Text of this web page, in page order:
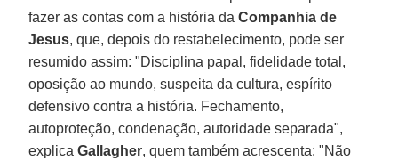
fazer as contas com a história daCompanhia de
Jesus, que, depois do restabelecimento, pode ser
resumido assim: "Disciplina papal, fidelidade total,
oposição ao mundo, suspeita da cultura, espírito
defensivo contra a história. Fechamento,
autoproteção, condenação, autoridade separada",
explicaGallagher, quem também acrescenta: "Não